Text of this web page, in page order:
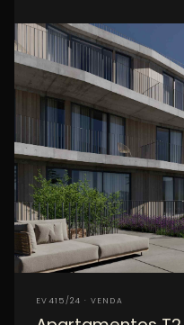
EV415/24 · VENDA